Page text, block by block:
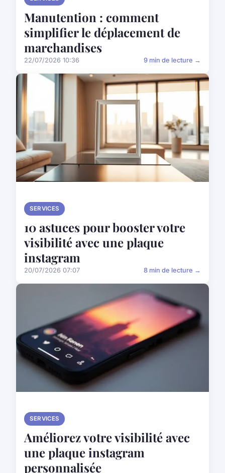
Manutention : comment
simplifier le déplacement de
marchandises
22/07/2026 10:36 9 min de lecture →
SERVICES
10 astuces pour booster votre
visibilité avec une plaque
instagram
20/07/2026 07:07 8 min de lecture →
SERVICES
Améliorez votre visibilité avec
une plaque instagram
personnalisée